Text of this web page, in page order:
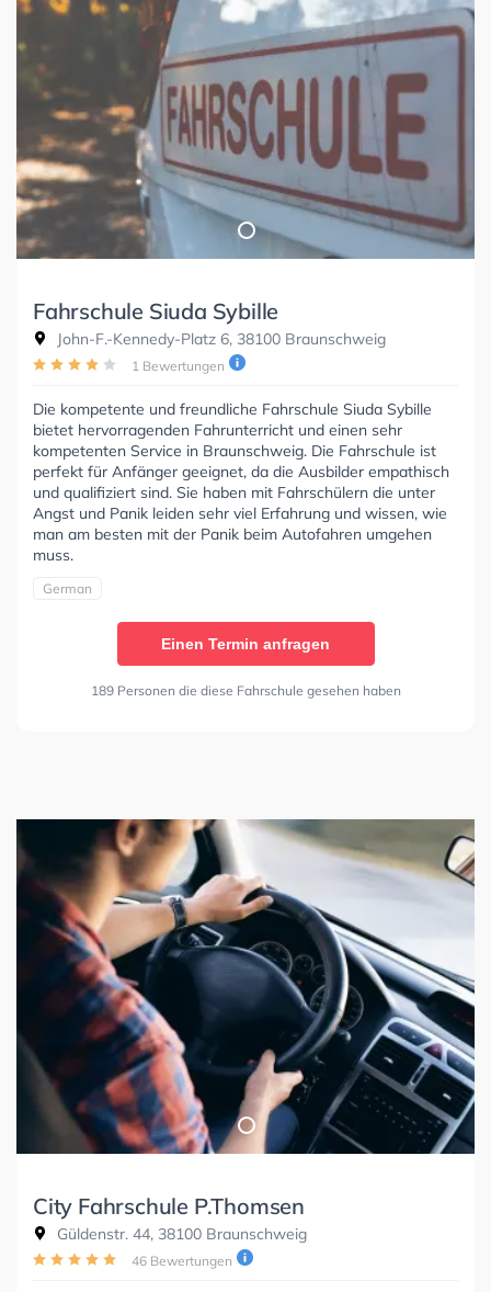
Fahrschule Siuda Sybille
John-F.-Kennedy-Platz 6, 38100 Braunschweig
1 Bewertungen
Die kompetente und freundliche Fahrschule Siuda Sybille
bietet hervorragenden Fahrunterricht und einen sehr
kompetenten Service in Braunschweig. Die Fahrschule ist
perfekt für Anfänger geeignet, da die Ausbilder empathisch
und qualifiziert sind. Sie haben mit Fahrschülern die unter
Angst und Panik leiden sehr viel Erfahrung und wissen, wie
man am besten mit der Panik beim Autofahren umgehen
muss.
German
Einen Termin anfragen
189 Personen die diese Fahrschule gesehen haben
City Fahrschule P.Thomsen
Güldenstr. 44, 38100 Braunschweig
46 Bewertungen